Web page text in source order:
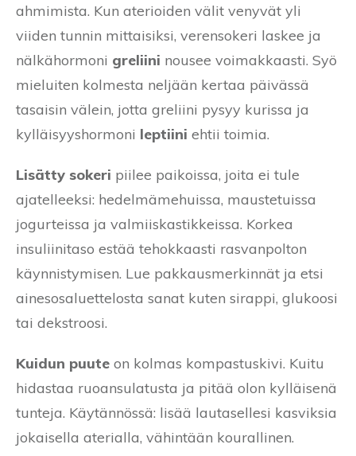
ahmimista. Kun aterioiden välit venyvät yli
viiden tunnin mittaisiksi, verensokeri laskee ja
nälkähormoni greliini nousee voimakkaasti. Syö
mieluiten kolmesta neljään kertaa päivässä
tasaisin välein, jotta greliini pysyy kurissa ja
kylläisyyshormoni leptiini ehtii toimia.
Lisätty sokeri piilee paikoissa, joita ei tule
ajatelleeksi: hedelmämehuissa, maustetuissa
jogurteissa ja valmiiskastikkeissa. Korkea
insuliinitaso estää tehokkaasti rasvanpolton
käynnistymisen. Lue pakkausmerkinnät ja etsi
ainesosaluettelosta sanat kuten sirappi, glukoosi
tai dekstroosi.
Kuidun puute on kolmas kompastuskivi. Kuitu
hidastaa ruoansulatusta ja pitää olon kylläisenä
tunteja. Käytännössä: lisää lautasellesi kasviksia
jokaisella aterialla, vähintään kourallinen.